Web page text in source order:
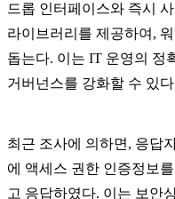
드롭 인터페이스와 즉시
라이브러리를 제공하여,
돕는다. 이는 IT 운영의 정
거버넌스를 강화할 수 있
최근 조사에 의하면, 응답
에 액세스 권한 인증정보
고 응답하였다. 이는 보안